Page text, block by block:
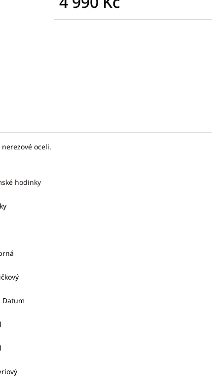
oceli.
hodinky
Datum
SEIKO SPB467J1